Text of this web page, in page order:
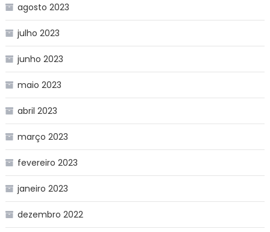
agosto 2023
julho 2023
junho 2023
maio 2023
abril 2023
março 2023
fevereiro 2023
janeiro 2023
dezembro 2022